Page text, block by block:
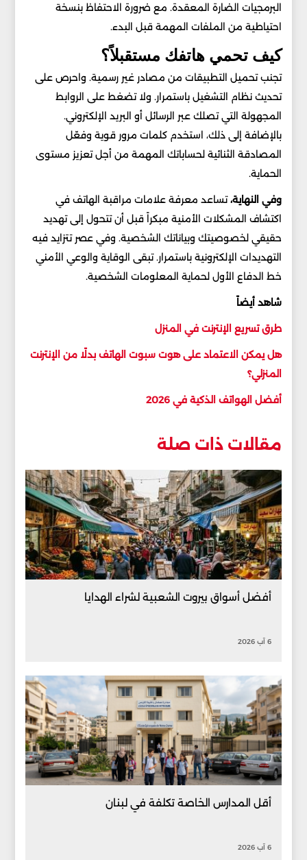
البرمجيات الضارة المعقدة. مع ضرورة الاحتفاظ بنسخة
احتياطية من الملفات المهمة قبل البدء.
كيف تحمي هاتفك مستقبلاً؟
تجنب تحميل التطبيقات من مصادر غير رسمية. واحرص على
تحديث نظام التشغيل باستمرار. ولا تضغط على الروابط
المجهولة التي تصلك عبر الرسائل أو البريد الإلكتروني.
بالإضافة إلى ذلك، استخدم كلمات مرور قوية وفعّل
المصادقة الثنائية لحساباتك المهمة من أجل تعزيز مستوى
الحماية.
وفي النهاية،تساعد معرفة علامات مراقبة الهاتف في
اكتشاف المشكلات الأمنية مبكراً قبل أن تتحول إلى تهديد
حقيقي لخصوصيتك وبياناتك الشخصية. وفي عصر تتزايد فيه
التهديدات الإلكترونية باستمرار. تبقى الوقاية والوعي الأمني
خط الدفاع الأول لحماية المعلومات الشخصية.
شاهد أيضاً
طرق تسريع الإنترنت في المنزل
هل يمكن الاعتماد على هوت سبوت الهاتف بدلًا من الإنترنت
المنزلي؟
أفضل الهواتف الذكية في 2026
مقالات ذات صلة
أفضل أسواق بيروت الشعبية لشراء الهدايا
6 آب 2026
أقل المدارس الخاصة تكلفة في لبنان
6 آب 2026